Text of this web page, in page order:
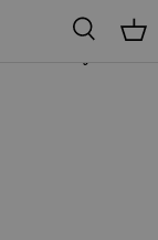
Suche